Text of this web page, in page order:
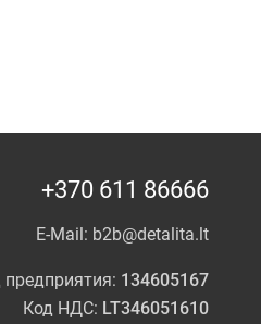
+370 611 86666
E-Mail: b2b@detalita.lt
предприятия: 134605167
Код НДС: LT346051610